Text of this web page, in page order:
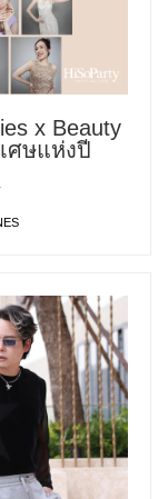
x Beauty
ศษแห่งปี